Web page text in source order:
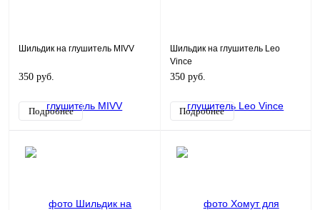
Шильдик на глушитель MIVV
350 руб.
Подробнее
Шильдик на глушитель Leo
Vince
350 руб.
Подробнее